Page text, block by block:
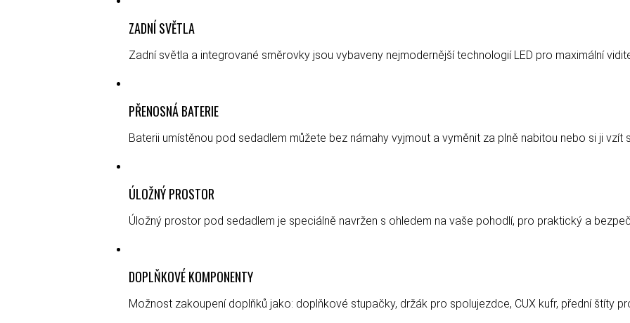
ZADNÍ SVĚTLA
Zadní světla a integrované směrovky jsou vybaveny nejmodernější technologií LED pro maximální
PŘENOSNÁ BATERIE
Baterii umístěnou pod sedadlem můžete bez námahy vyjmout a vyměnit za plně nabitou nebo si ji vzít
ÚLOŽNÝ PROSTOR
Úložný prostor pod sedadlem je speciálně navržen s ohledem na vaše pohodlí, pro praktický a
DOPLŇKOVÉ KOMPONENTY
Možnost zakoupení doplňků jako: doplňkové stupačky, držák pro spolujezdce, CUX kufr, přední štíty